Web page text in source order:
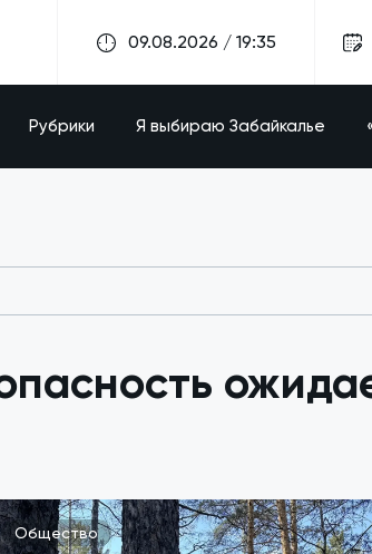
09.08.2026 / 19:35
Рубрики Я выбираю Забайкалье
Общество